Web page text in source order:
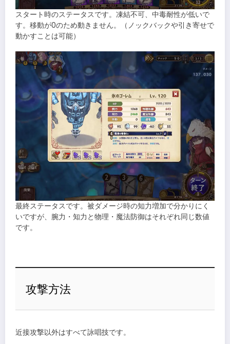
スタート時のステータスです。凍結不可、中毒耐性が低いで
す。移動が0のため動きません。（ノックバックや引き寄せで
動かすことは可能）
最終ステータスです。被ダメージ時の知力増加で分かりにく
いですが、腕力・知力と物理・魔法防御はそれぞれ同じ数値
です。
攻撃方法
近接攻撃以外はすべて詠唱技です。